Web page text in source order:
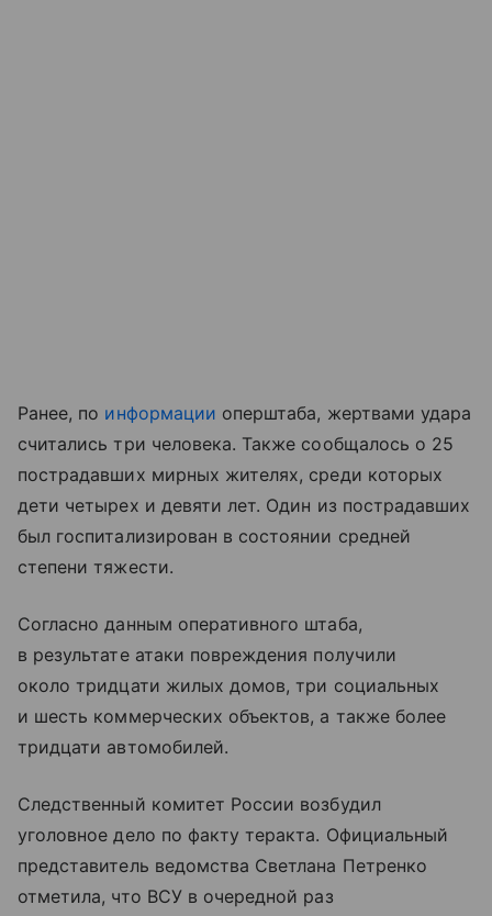
Ранее, по информации оперштаба, жертвами удара
считались три человека. Также сообщалось о 25
пострадавших мирных жителях, среди которых
дети четырех и девяти лет. Один из пострадавших
был госпитализирован в состоянии средней
степени тяжести.
Согласно данным оперативного штаба,
в результате атаки повреждения получили
около тридцати жилых домов, три социальных
и шесть коммерческих объектов, а также более
тридцати автомобилей.
Следственный комитет России возбудил
уголовное дело по факту теракта. Официальный
представитель ведомства Светлана Петренко
отметила, что ВСУ в очередной раз